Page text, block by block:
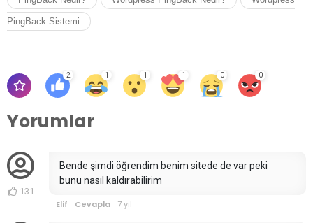
PingBack Sistemi
2 1 1 1 0 0
Yorumlar
131
Bende şimdi öğrendim benim sitede de var peki
bunu nasıl kaldırabilirim
Elif Cevapla 7 yıl